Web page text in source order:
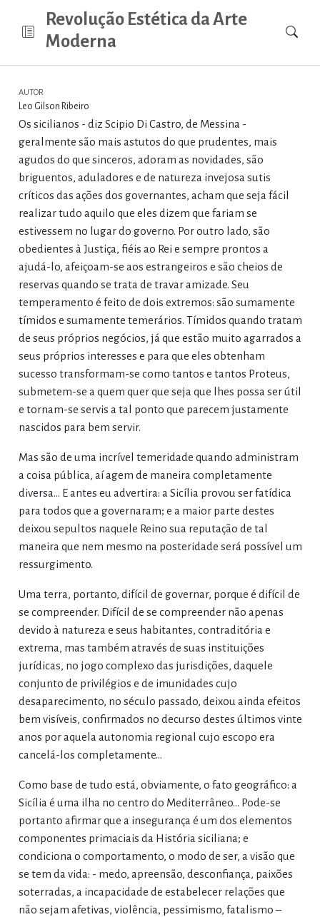
Revolução Estética da Arte
Moderna
AUTOR
Leo Gilson Ribeiro
Os sicilianos - diz Scipio Di Castro, de Messina -
geralmente são mais astutos do que prudentes, mais
agudos do que sinceros, adoram as novidades, são
briguentos, aduladores e de natureza invejosa sutis
críticos das ações dos governantes, acham que seja fácil
realizar tudo aquilo que eles dizem que fariam se
estivessem no lugar do governo. Por outro lado, são
obedientes à Justiça, fiéis ao Rei e sempre prontos a
ajudá-lo, afeiçoam-se aos estrangeiros e são cheios de
reservas quando se trata de travar amizade. Seu
temperamento é feito de dois extremos: são sumamente
tímidos e sumamente temerários. Tímidos quando tratam
de seus próprios negócios, já que estão muito agarrados a
seus próprios interesses e para que eles obtenham
sucesso transformam-se como tantos e tantos Proteus,
submetem-se a quem quer que seja que lhes possa ser útil
e tornam-se servis a tal ponto que parecem justamente
nascidos para bem servir.
Mas são de uma incrível temeridade quando administram
a coisa pública, aí agem de maneira completamente
diversa… E antes eu advertira: a Sicília provou ser fatídica
para todos que a governaram; e a maior parte destes
deixou sepultos naquele Reino sua reputação de tal
maneira que nem mesmo na posteridade será possível um
ressurgimento.
Uma terra, portanto, difícil de governar, porque é difícil de
se compreender. Difícil de se compreender não apenas
devido à natureza e seus habitantes, contraditória e
extrema, mas também através de suas instituições
jurídicas, no jogo complexo das jurisdições, daquele
conjunto de privilégios e de imunidades cujo
desaparecimento, no século passado, deixou ainda efeitos
bem visíveis, confirmados no decurso destes últimos vinte
anos por aquela autonomia regional cujo escopo era
cancelá-los completamente…
Como base de tudo está, obviamente, o fato geográfico: a
Sicília é uma ilha no centro do Mediterrâneo… Pode-se
portanto afirmar que a insegurança é um dos elementos
componentes primaciais da História siciliana; e
condiciona o comportamento, o modo de ser, a visão que
se tem da vida: - medo, apreensão, desconfiança, paixões
soterradas, a incapacidade de estabelecer relações que
não sejam afetivas, violência, pessimismo, fatalismo –